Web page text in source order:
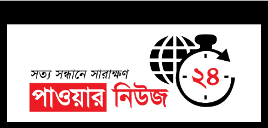
সিলেটে চিকিৎসকের কিশোর ছেলের
ঝুলন্ত মরদেহ উদ্ধার
শতাব্দী রায়ের বাড়িতে বিদ্রোহীদের
বৈঠক, পশ্চিমবঙ্গে তৃনমূলে ভাঙনের
ইঙ্গিত !